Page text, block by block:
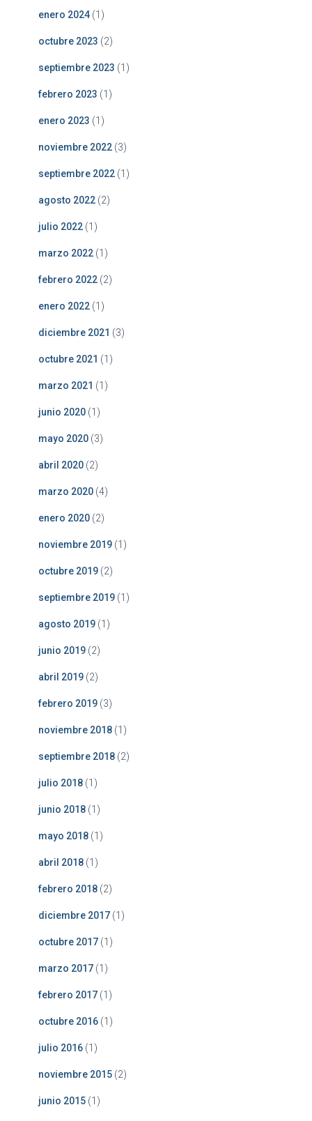
enero 2024 (1)
octubre 2023 (2)
septiembre 2023 (1)
febrero 2023 (1)
enero 2023 (1)
noviembre 2022 (3)
septiembre 2022 (1)
agosto 2022 (2)
julio 2022 (1)
marzo 2022 (1)
febrero 2022 (2)
enero 2022 (1)
diciembre 2021 (3)
octubre 2021 (1)
marzo 2021 (1)
junio 2020 (1)
mayo 2020 (3)
abril 2020 (2)
marzo 2020 (4)
enero 2020 (2)
noviembre 2019 (1)
octubre 2019 (2)
septiembre 2019 (1)
agosto 2019 (1)
junio 2019 (2)
abril 2019 (2)
febrero 2019 (3)
noviembre 2018 (1)
septiembre 2018 (2)
julio 2018 (1)
junio 2018 (1)
mayo 2018 (1)
abril 2018 (1)
febrero 2018 (2)
diciembre 2017 (1)
octubre 2017 (1)
marzo 2017 (1)
febrero 2017 (1)
octubre 2016 (1)
julio 2016 (1)
noviembre 2015 (2)
junio 2015 (1)